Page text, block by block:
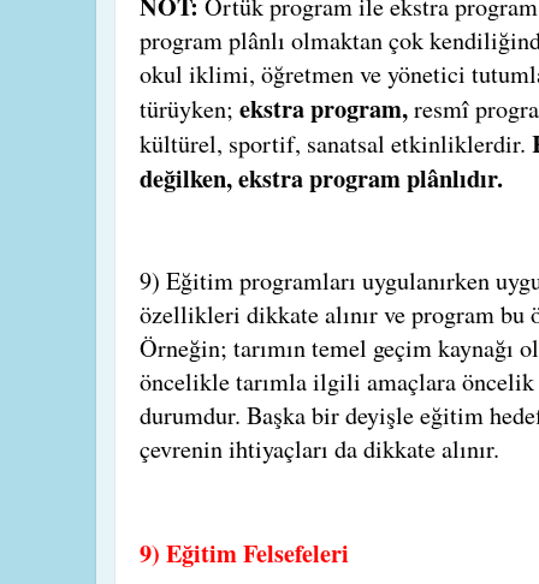
program plânlı olmaktan çok
okul iklimi, öğretmen ve yönetici
türüyken; ekstra program,resmî
kültürel, sportif, sanatsal etkinliklerdir.
değilken, ekstra program plânlıdır.
9) Eğitim programları uygulanırken
özellikleri dikkate alınır ve program
Örneğin; tarımın temel geçim kaynağı
öncelikle tarımla ilgili amaçlara
durumdur. Başka bir deyişle eğitim
çevrenin ihtiyaçları da dikkate alınır.
9) Eğitim Felsefeleri